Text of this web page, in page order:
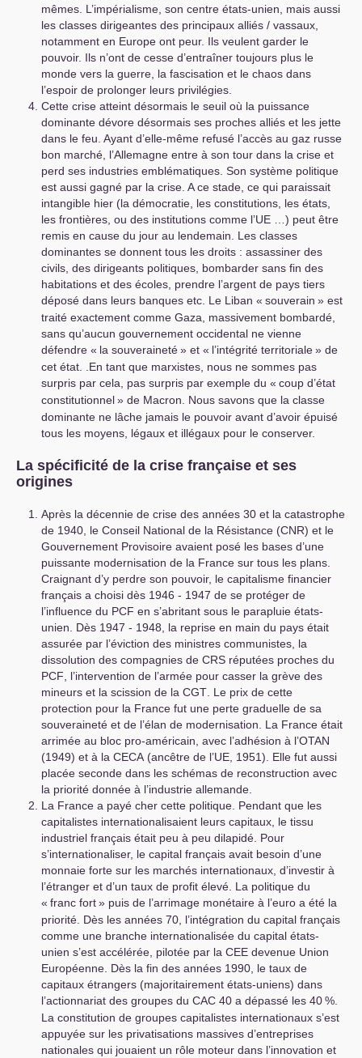
mêmes. L’impérialisme, son centre états-unien, mais aussi
les classes dirigeantes des principaux alliés / vassaux,
notamment en Europe ont peur. Ils veulent garder le
pouvoir. Ils n’ont de cesse d’entraîner toujours plus le
monde vers la guerre, la fascisation et le chaos dans
l’espoir de prolonger leurs privilégies.
Cette crise atteint désormais le seuil où la puissance
dominante dévore désormais ses proches alliés et les jette
dans le feu. Ayant d’elle-même refusé l’accès au gaz russe
bon marché, l’Allemagne entre à son tour dans la crise et
perd ses industries emblématiques. Son système politique
est aussi gagné par la crise. A ce stade, ce qui paraissait
intangible hier (la démocratie, les constitutions, les états,
les frontières, ou des institutions comme l’UE …) peut être
remis en cause du jour au lendemain. Les classes
dominantes se donnent tous les droits : assassiner des
civils, des dirigeants politiques, bombarder sans fin des
habitations et des écoles, prendre l’argent de pays tiers
déposé dans leurs banques etc. Le Liban « souverain » est
traité exactement comme Gaza, massivement bombardé,
sans qu’aucun gouvernement occidental ne vienne
défendre « la souveraineté» et « l’intégrité territoriale» de
cet état. .En tant que marxistes, nous ne sommes pas
surpris par cela, pas surpris par exemple du « coup d’état
constitutionnel» de Macron. Nous savons que la classe
dominante ne lâche jamais le pouvoir avant d’avoir épuisé
tous les moyens, légaux et illégaux pour le conserver.
La spécificité de la crise française et ses
origines
Après la décennie de crise des années 30 et la catastrophe
de 1940, le Conseil National de la Résistance (CNR) et le
Gouvernement Provisoire avaient posé les bases d’une
puissante modernisation de la France sur tous les plans.
Craignant d’y perdre son pouvoir, le capitalisme financier
français a choisi dès 1946 - 1947 de se protéger de
l’influence du PCF en s’abritant sous le parapluie états-
unien. Dès 1947 - 1948, la reprise en main du pays était
assurée par l’éviction des ministres communistes, la
dissolution des compagnies de CRS réputées proches du
PCF , l’intervention de l’armée pour casser la grève des
mineurs et la scission de la CGT . Le prix de cette
protection pour la France fut une perte graduelle de sa
souveraineté et de l’élan de modernisation. La France était
arrimée au bloc pro-américain, avec l’adhésion à l’OTAN
(1949) et à la CECA (ancêtre de l’UE , 1951). Elle fut aussi
placée seconde dans les schémas de reconstruction avec
la priorité donnée à l’industrie allemande.
La France a payé cher cette politique. Pendant que les
capitalistes internationalisaient leurs capitaux, le tissu
industriel français était peu à peu dilapidé. Pour
s’internationaliser, le capital français avait besoin d’une
monnaie forte sur les marchés internationaux, d’investir à
l’étranger et d’un taux de profit élevé. La politique du
« franc fort» puis de l’arrimage monétaire à l’euro a été la
priorité. Dès les années 70, l’intégration du capital français
comme une branche internationalisée du capital états-
unien s’est accélérée, pilotée par la CEE devenue Union
Européenne. Dès la fin des années 1990, le taux de
capitaux étrangers (majoritairement états-uniens) dans
l’actionnariat des groupes du CAC 40 a dépassé les 40%.
La constitution de groupes capitalistes internationaux s’est
appuyée sur les privatisations massives d’entreprises
nationales qui jouaient un rôle moteur dans l’innovation et